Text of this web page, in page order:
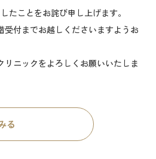
たことをお詫び申し上げます。
受付までお越しくださいますようお
リニックをよろしくお願いいたしま
る